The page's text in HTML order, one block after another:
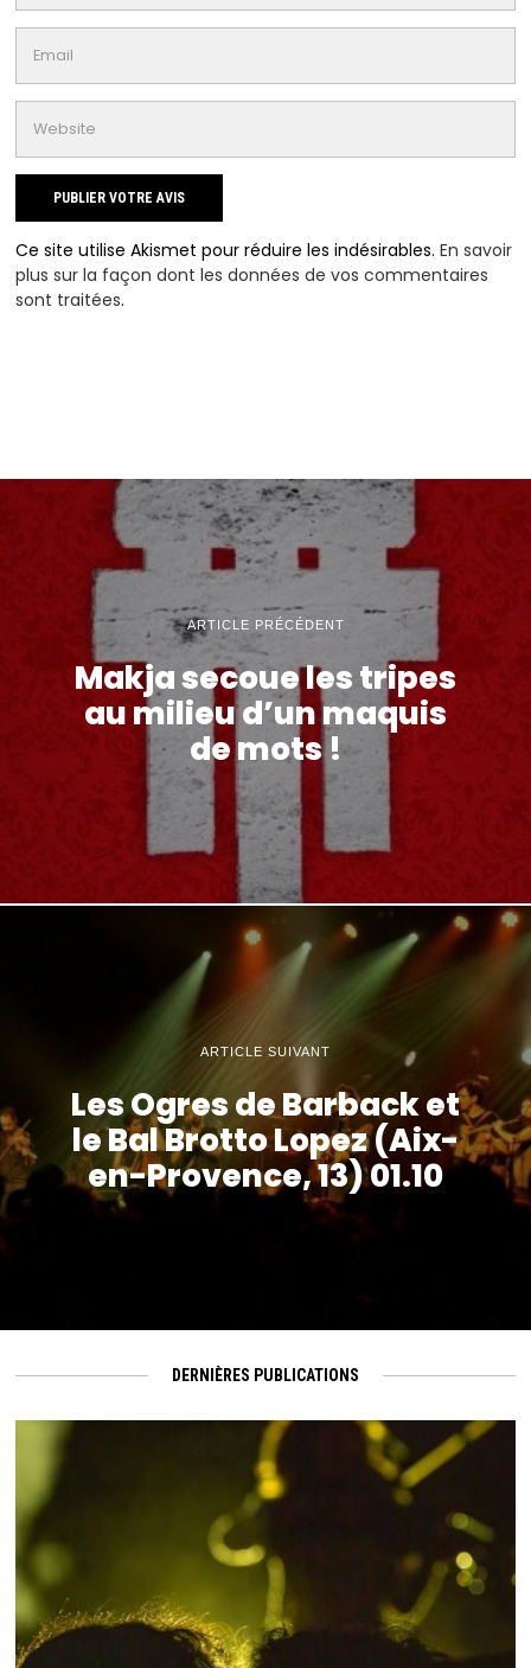
Ce site utilise Akismet pour réduire les indésirables.En savoir
plus sur la façon dont les données de vos commentaires
sont traitées.
ARTICLE PRÉCÉDENT
Makja secoue les tripes
au milieu d’un maquis
de mots !
ARTICLE SUIVANT
Les Ogres de Barback et
le Bal Brotto Lopez (Aix-
en-Provence, 13) 01.10
DERNIÈRES PUBLICATIONS